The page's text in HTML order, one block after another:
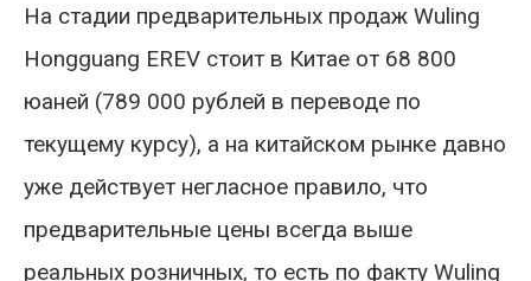
На стадии предварительных продаж Wuling
Hongguang EREV стоит в Китае от 68 800
юаней (789 000 рублей в переводе по
текущему курсу), а на китайском рынке давно
уже действует негласное правило, что
предварительные цены всегда выше
реальных розничных, то есть по факту Wuling